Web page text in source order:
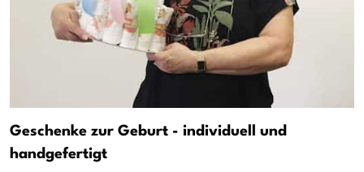
Geschenke zur Geburt - individuell und
handgefertigt